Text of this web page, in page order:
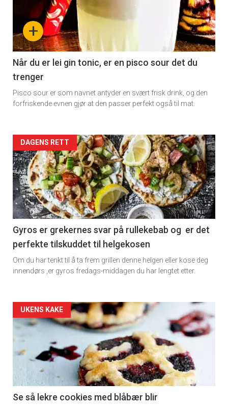
section
11
Dagens
rett
+
Når du er lei gin tonic, er en pisco sour det du
trenger
Pisco sour er som navnet antyder en svært frisk drink, og den
forfriskende evnen gjør at den passer perfekt også til mat.
Artikler
detail
-
section
11
Dagens
rett
DAGENS RETT
Gyros er grekernes svar på rullekebab og er det
perfekte tilskuddet til helgekosen
Om du har tenkt til å ta frem grillen denne helgen eller kose deg
innendørs ,er gyros fredags-middagen du har lengtet etter.
Artikler
detail
-
section
11
UKENS KAKE
Se så lekre cookies med blåbær blir